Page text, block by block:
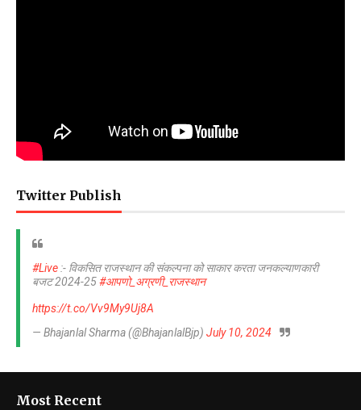
Twitter Publish
#Live :- विकसित राजस्थान की संकल्पना को साकार करता जनकल्याणकारी
बजट 2024-25#आपणो_अग्रणी_राजस्थान
https://t.co/Vv9My9Uj8A
— Bhajanlal Sharma (@BhajanlalBjp) July 10, 2024
Most Recent